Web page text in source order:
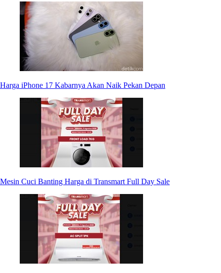
Harga iPhone 17 Kabarnya Akan Naik Pekan Depan
Mesin Cuci Banting Harga di Transmart Full Day Sale